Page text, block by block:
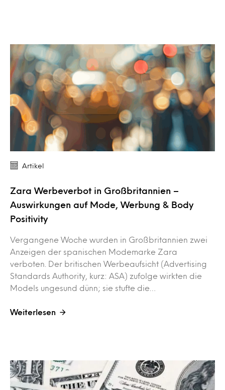
Artikel
Zara Werbeverbot in Großbritannien –
Auswirkungen auf Mode, Werbung & Body
Positivity
Vergangene Woche wurden in Großbritannien zwei
Anzeigen der spanischen Modemarke Zara
verboten. Der britischen Werbeaufsicht (Advertising
Standards Authority, kurz: ASA) zufolge wirkten die
Models ungesund dünn; sie stufte die…
Weiterlesen